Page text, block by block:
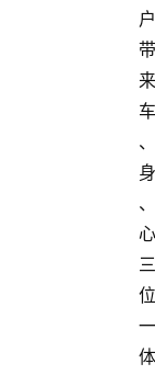
户
带
来
车
、
身
、
心
三
位
一
体